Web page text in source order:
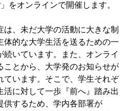
をオンラインで開催します。
、未だ大学の活動に大きな制
体的な大学生活を送るための一
いています。また、オンライ
ことから、大学発のお知らせが
ています。そこで、学生それぞ
に対して一歩『前へ』踏み出
供するため、学内各部署が